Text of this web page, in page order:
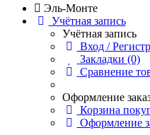
Эль-Монте
Учётная запись
Учётная запись
Вход /
Закладки (0)
Сравнение
Оформление
Корзина
Оформление